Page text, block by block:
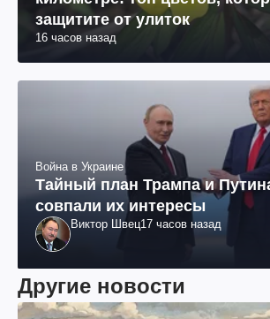
защитите от улиток
16 часов назад
Война в Украине
Тайный план Трампа и
совпали их интересы
Виктор Швец17 часов назад
Другие новости